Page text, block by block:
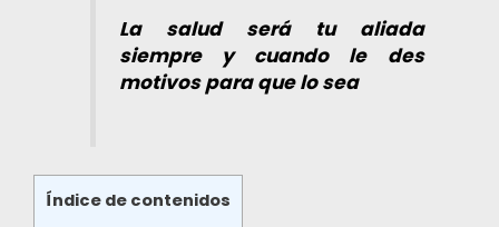
La salud será tu aliada
siempre y cuando le des
motivos para que lo sea
Índice de contenidos